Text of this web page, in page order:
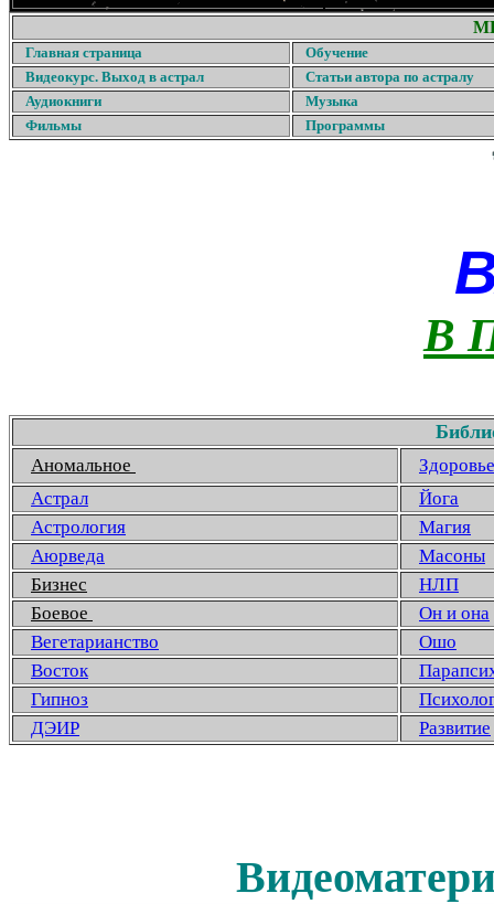
Главная страница
Обучение
Видеокурс. Выход в астрал
Статьи автора по астралу
Аудиокниги
Музыка
Фильмы
Программы
В
Аномальное
Здоровье
Астрал
Йога
Астрология
Магия
Аюрведа
Масоны
Бизнес
НЛП
Боевое
Он и она
Вегетарианство
Ошо
Восток
Гипноз
ДЭИР
Развитие